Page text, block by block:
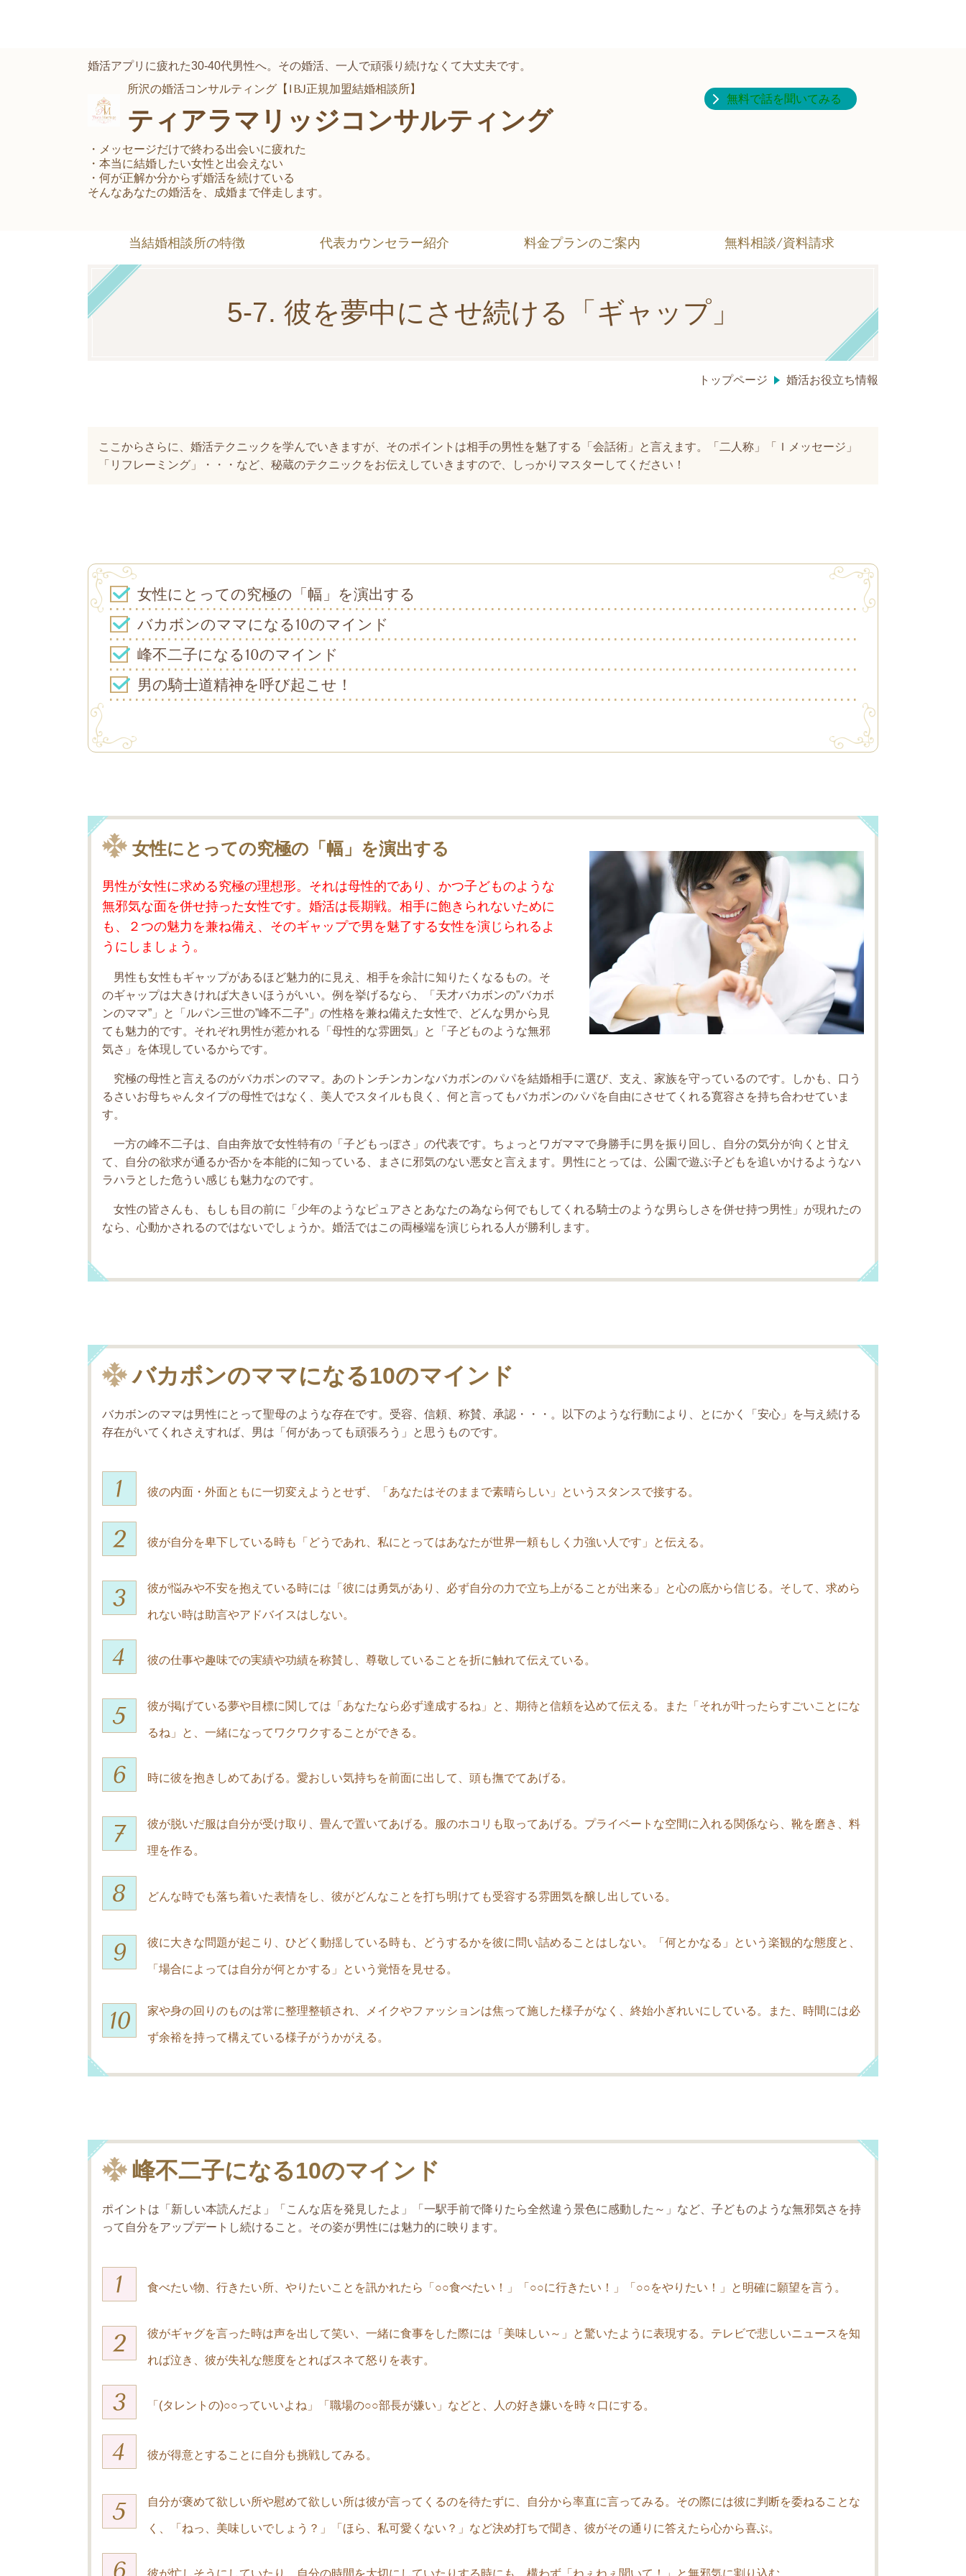
婚活アプリに疲れた30-40代男性へ。その婚活、一人で頑張り続けなくて大丈夫です。
所沢の婚活コンサルティング【IBJ正規加盟結婚相談所】
ティアラマリッジコンサルティング
・メッセージだけで終わる出会いに疲れた
・本当に結婚したい女性と出会えない
・何が正解か分からず婚活を続けている
そんなあなたの婚活を、成婚まで伴走します。
無料で話を聞いてみる
当結婚相談所の特徴 代表カウンセラー紹介 料金プランのご案内 無料相談/資料請求
5-7. 彼を夢中にさせ続ける「ギャップ」
トップページ 婚活お役立ち情報
ここからさらに、婚活テクニックを学んでいきますが、そのポイントは相手の男性を魅了する「会話術」と言えます。「二人称」「Ｉメッセージ」
「リフレーミング」・・・など、秘蔵のテクニックをお伝えしていきますので、しっかりマスターしてください！
女性にとっての究極の「幅」を演出する
バカボンのママになる10のマインド
峰不二子になる10のマインド
男の騎士道精神を呼び起こせ！
女性にとっての究極の「幅」を演出する
男性が女性に求める究極の理想形。それは母性的であり、かつ子どものような
無邪気な面を併せ持った女性です。婚活は長期戦。相手に飽きられないために
も、２つの魅力を兼ね備え、そのギャップで男を魅了する女性を演じられるよ
うにしましょう。
男性も女性もギャップがあるほど魅力的に見え、相手を余計に知りたくなるもの。そ
のギャップは大きければ大きいほうがいい。例を挙げるなら、「天才バカボンの”バカボ
ンのママ”」と「ルパン三世の”峰不二子”」の性格を兼ね備えた女性で、どんな男から見
ても魅力的です。それぞれ男性が惹かれる「母性的な雰囲気」と「子どものような無邪
気さ」を体現しているからです。
究極の母性と言えるのがバカボンのママ。あのトンチンカンなバカボンのパパを結婚相手に選び、支え、家族を守っているのです。しかも、口う
るさいお母ちゃんタイプの母性ではなく、美人でスタイルも良く、何と言ってもバカボンのパパを自由にさせてくれる寛容さを持ち合わせていま
す。
一方の峰不二子は、自由奔放で女性特有の「子どもっぽさ」の代表です。ちょっとワガママで身勝手に男を振り回し、自分の気分が向くと甘え
て、自分の欲求が通るか否かを本能的に知っている、まさに邪気のない悪女と言えます。男性にとっては、公園で遊ぶ子どもを追いかけるようなハ
ラハラとした危うい感じも魅力なのです。
女性の皆さんも、もしも目の前に「少年のようなピュアさとあなたの為なら何でもしてくれる騎士のような男らしさを併せ持つ男性」が現れたの
なら、心動かされるのではないでしょうか。婚活ではこの両極端を演じられる人が勝利します。
バカボンのママになる10のマインド
バカボンのママは男性にとって聖母のような存在です。受容、信頼、称賛、承認・・・。以下のような行動により、とにかく「安心」を与え続ける
存在がいてくれさえすれば、男は「何があっても頑張ろう」と思うものです。
彼の内面・外面ともに一切変えようとせず、「あなたはそのままで素晴らしい」というスタンスで接する。
彼が自分を卑下している時も「どうであれ、私にとってはあなたが世界一頼もしく力強い人です」と伝える。
彼が悩みや不安を抱えている時には「彼には勇気があり、必ず自分の力で立ち上がることが出来る」と心の底から信じる。そして、求めら
れない時は助言やアドバイスはしない。
彼の仕事や趣味での実績や功績を称賛し、尊敬していることを折に触れて伝えている。
彼が掲げている夢や目標に関しては「あなたなら必ず達成するね」と、期待と信頼を込めて伝える。また「それが叶ったらすごいことにな
るね」と、一緒になってワクワクすることができる。
時に彼を抱きしめてあげる。愛おしい気持ちを前面に出して、頭も撫でてあげる。
彼が脱いだ服は自分が受け取り、畳んで置いてあげる。服のホコリも取ってあげる。プライベートな空間に入れる関係なら、靴を磨き、料
理を作る。
どんな時でも落ち着いた表情をし、彼がどんなことを打ち明けても受容する雰囲気を醸し出している。
彼に大きな問題が起こり、ひどく動揺している時も、どうするかを彼に問い詰めることはしない。「何とかなる」という楽観的な態度と、
「場合によっては自分が何とかする」という覚悟を見せる。
家や身の回りのものは常に整理整頓され、メイクやファッションは焦って施した様子がなく、終始小ぎれいにしている。また、時間には必
ず余裕を持って構えている様子がうかがえる。
峰不二子になる10のマインド
ポイントは「新しい本読んだよ」「こんな店を発見したよ」「一駅手前で降りたら全然違う景色に感動した～」など、子どものような無邪気さを持
って自分をアップデートし続けること。その姿が男性には魅力的に映ります。
食べたい物、行きたい所、やりたいことを訊かれたら「○○食べたい！」「○○に行きたい！」「○○をやりたい！」と明確に願望を言う。
彼がギャグを言った時は声を出して笑い、一緒に食事をした際には「美味しい～」と驚いたように表現する。テレビで悲しいニュースを知
れば泣き、彼が失礼な態度をとればスネて怒りを表す。
「(タレントの)○○っていいよね」「職場の○○部長が嫌い」などと、人の好き嫌いを時々口にする。
彼が得意とすることに自分も挑戦してみる。
自分が褒めて欲しい所や慰めて欲しい所は彼が言ってくるのを待たずに、自分から率直に言ってみる。その際には彼に判断を委ねることな
く、「ねっ、美味しいでしょう？」「ほら、私可愛くない？」など決め打ちで聞き、彼がその通りに答えたら心から喜ぶ。
彼が忙しそうにしていたり、自分の時間を大切にしていたりする時にも、構わず「ねぇねぇ聞いて！」と無邪気に割り込む。